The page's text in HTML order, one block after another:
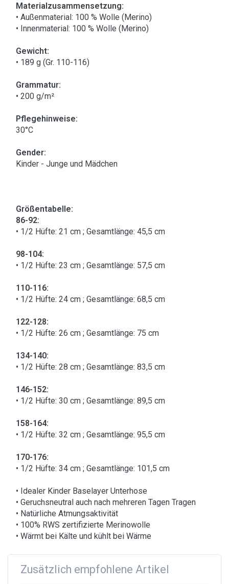
Materialzusammensetzung:
• Außenmaterial: 100 % Wolle (Merino)
• Innenmaterial: 100 % Wolle (Merino)
Gewicht:
• 189 g (Gr. 110-116)
Grammatur:
• 200 g/m²
Pflegehinweise:
30°C
Gender:
Kinder - Junge und Mädchen
Größentabelle:
86-92:
• 1/2 Hüfte: 21 cm ; Gesamtlänge: 45,5 cm
98-104:
• 1/2 Hüfte: 23 cm ; Gesamtlänge: 57,5 cm
110-116:
• 1/2 Hüfte: 24 cm ; Gesamtlänge: 68,5 cm
122-128:
• 1/2 Hüfte: 26 cm ; Gesamtlänge: 75 cm
134-140:
• 1/2 Hüfte: 28 cm ; Gesamtlänge: 83,5 cm
146-152:
• 1/2 Hüfte: 30 cm ; Gesamtlänge: 89,5 cm
158-164:
• 1/2 Hüfte: 32 cm ; Gesamtlänge: 95,5 cm
170-176:
• 1/2 Hüfte: 34 cm ; Gesamtlänge: 101,5 cm
• Idealer Kinder Baselayer Unterhose
• Geruchsneutral auch nach mehreren Tagen Tragen
• Natürliche Atmungsaktivität
• 100% RWS zertifizierte Merinowolle
• Wärmt bei Kälte und kühlt bei Wärme
Zusätzlich empfohlene Artikel